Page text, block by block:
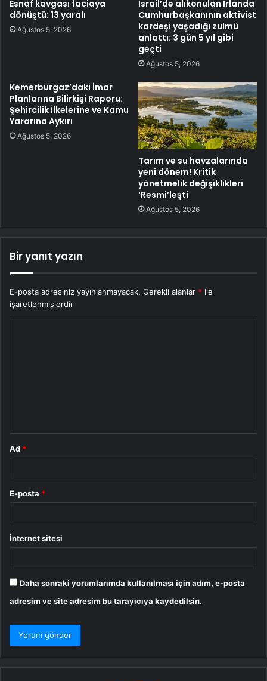
Esnaf kavgası faciaya
dönüştü: 13 yaralı
Ağustos 5, 2026
İsrail’de alıkonulan İrlanda
Cumhurbaşkanının aktivist
kardeşi yaşadığı zulmü
anlattı: 3 gün 5 yıl gibi
geçti
Ağustos 5, 2026
Kemerburgaz’daki İmar
Planlarına Bilirkişi Raporu:
Şehircilik İlkelerine ve Kamu
Yararına Aykırı
Ağustos 5, 2026
Tarım ve su havzalarında
yeni dönem! Kritik
yönetmelik değişiklikleri
‘Resmi’leşti
Ağustos 5, 2026
Bir yanıt yazın
E-posta adresiniz yayınlanmayacak. Gerekli alanlar * ile
işaretlenmişlerdir
Ad *
E-posta *
İnternet sitesi
Daha sonraki yorumlarımda kullanılması için adım, e-posta
adresim ve site adresim bu tarayıcıya kaydedilsin.